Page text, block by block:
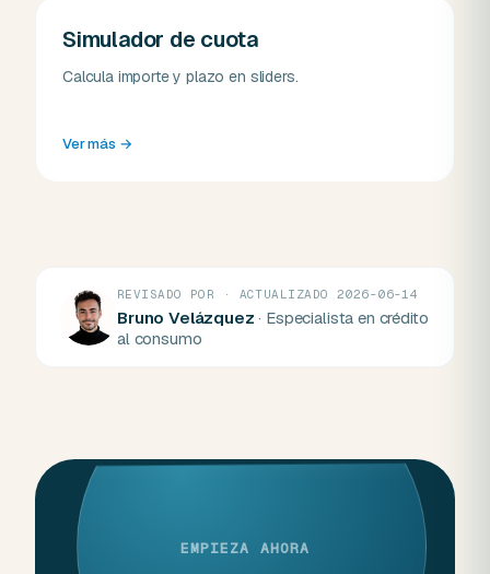
Simulador de cuota
Calcula importe y plazo en sliders.
Ver más →
REVISADO POR · ACTUALIZADO 2026-06-14
Bruno Velázquez · Especialista en crédito
al consumo
EMPIEZA AHORA